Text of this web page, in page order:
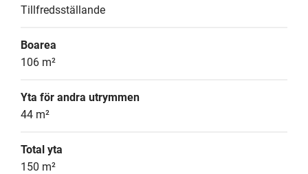
Tillfredsställande
Boarea
106 m²
Yta för andra utrymmen
44 m²
Total yta
150 m²